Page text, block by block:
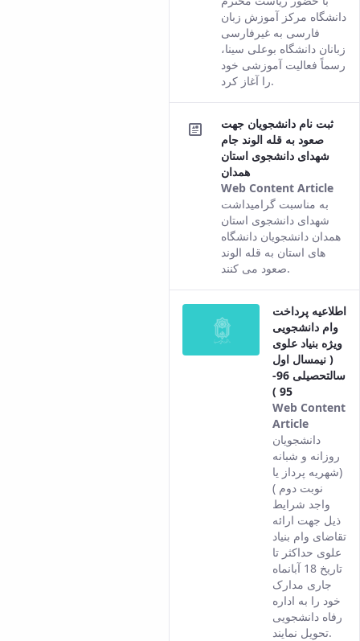
the
دانشگاه مرکز آموزش زبان
فارسی به غیرفارسی
زبانان دانشگاه بوعلی سینا،
رسماً فعالیت آموزشی خود
را آغاز کرد.
ثبت نام دانشجویان جهت
صعود به قله الوند جام
شهدای دانشجوی استان
همدان
Web Content Article
of
به مناسبت گرامیداشت
شهدای دانشجوی استان
همدان دانشجویان دانشگاه
های استان به قله الوند
صعود می کنند.
اطلاعیه پرداخت
وام دانشجویی
ویژه بنیاد علوی
( نیمسال اول
سالتحصیلی 96-
95 )
Web Content
Article
This
result
comes
from
the
Persian
version
of this
content.
دانشجویان
روزانه و شبانه
(شهریه پرداز یا
نوبت دوم )
واجد شرایط
ذیل جهت ارائه
تقاضای وام بنیاد
علوی حداکثر تا
تاریخ 18 آبانماه
جاری مدارک
خود را به اداره
رفاه دانشجویی
تحویل نمایند.